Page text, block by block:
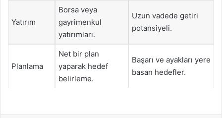
Yatırım
Borsa veya
gayrimenkul
yatırımları.
Uzun vadede getiri
potansiyeli.
Planlama
Net bir plan
yaparak hedef
belirleme.
Başarı ve ayakları yere
basan hedefler.